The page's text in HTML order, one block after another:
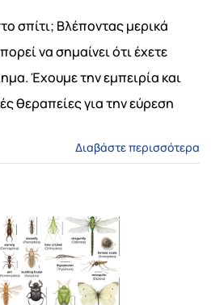
σπίτι; Βλέποντας μερικά
να σημαίνει ότι έχετε
Έχουμε την εμπειρία και
θεραπείες για την εύρεση
Διαβάστε περισσότερα